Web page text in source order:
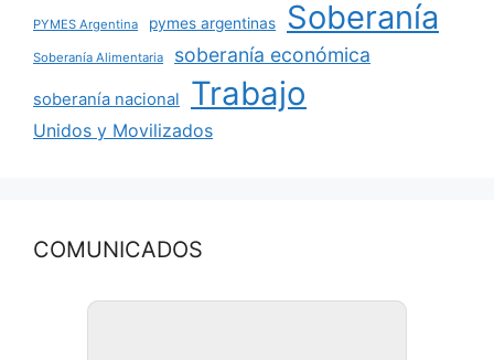
PYMES Argentina pymes argentinas Soberanía
Soberanía Alimentaria soberanía económica
soberanía nacional Trabajo
Unidos y Movilizados
COMUNICADOS